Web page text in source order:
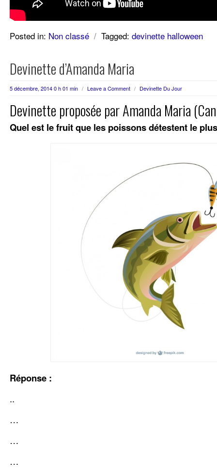
Posted in: Non classé / Tagged: devinette halloween
Devinette d’Amanda Maria
5 décembre, 2014 0 h 01 min / Leave a Comment / Devinette Du Jour
Devinette proposée par Amanda Maria
Quel est le fruit que les poissons détestent le
Réponse :
..
…
…
…